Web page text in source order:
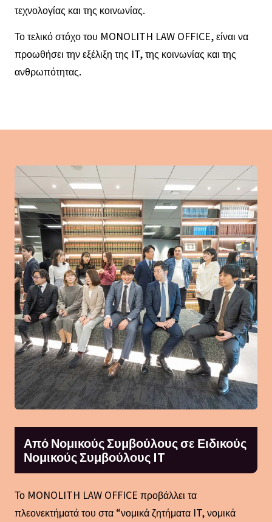
τεχνολογίας και της κοινωνίας.
Το τελικό στόχο του MONOLITH LAW OFFICE, είναι να
προωθήσει την εξέλιξη της IT, της κοινωνίας και της
ανθρωπότητας.
Από Νομικούς Συμβούλους σε Ειδικούς
Νομικούς Συμβούλους IT
Το MONOLITH LAW OFFICE προβάλλει τα
πλεονεκτήματά του στα “νομικά ζητήματα IT, νομικά